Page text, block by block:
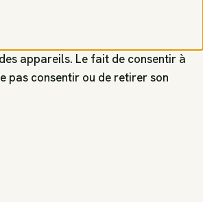
appareils. Le fait de consentir à
pas consentir ou de retirer son